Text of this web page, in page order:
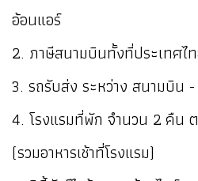
อ้อนแอร์
2. ภาษีสนามบินทั้งที่ประเทศไท
3. รถรับส่ง ระหว่าง สนามบิน
4. โรงแรมที่พัก จำนวน 2 คืน
(รวมอาหารเช้าที่โรงแรม)